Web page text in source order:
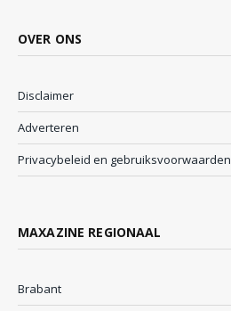
OVER ONS
Disclaimer
Adverteren
Privacybeleid en gebruiksvoorwaarden
MAXAZINE REGIONAAL
Brabant